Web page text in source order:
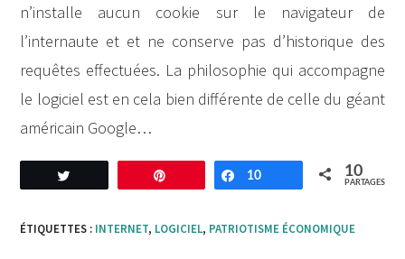
n’installe aucun cookie sur le navigateur de
l’internaute et et ne conserve pas d’historique des
requêtes effectuées. La philosophie qui accompagne
le logiciel est en cela bien différente de celle du géant
américain Google…
Enregistrer Partagez
10 10
PARTAGES
ÉTIQUETTES : INTERNET, LOGICIEL, PATRIOTISME ÉCONOMIQUE